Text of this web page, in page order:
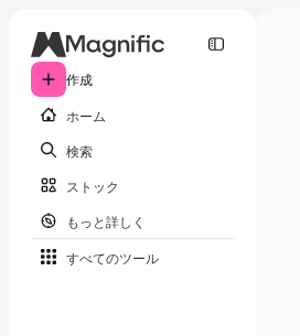
作成
ホーム
検索
ストック
もっと詳しく
すべてのツール